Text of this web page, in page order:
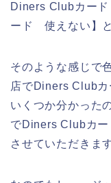
Diners Clubカー
ード 使えない】と
そのような感じで
店でDiners Club
いくつか分かった
でDiners Clubカー
させていただきます